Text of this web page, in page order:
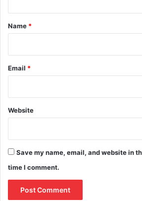
*
Name *
Email *
Website
Save my name, email, and website in
time I comment.